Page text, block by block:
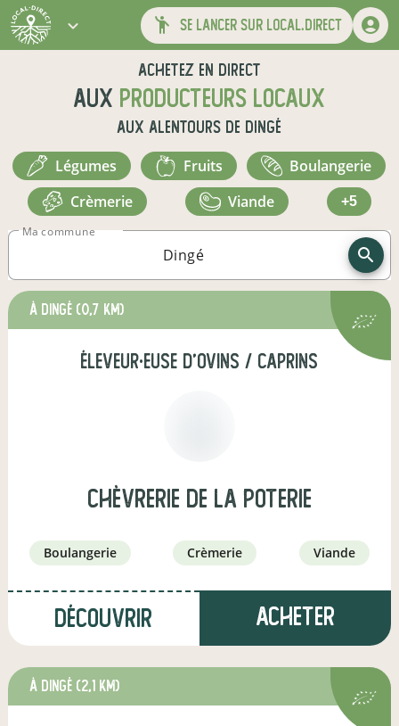
se lancer sur local.direct
Achetez en direct
aux producteurs locaux
aux alentours de Dingé
légumes fruits
boulangerie
crèmerie
viande +5
Ma commune
à Dingé (0,7 km)
éleveur·euse d'ovins / caprins
Chèvrerie de la Poterie
boulangerie crèmerie viande
Découvrir Acheter
à Dingé (2,1 km)